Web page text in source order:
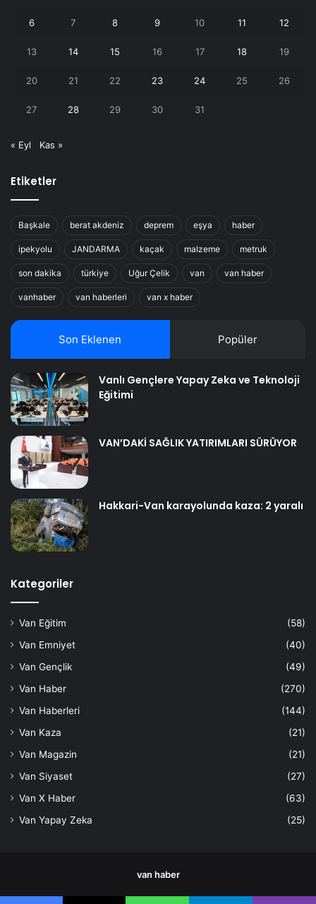
6 7 8 9 10 11 12
13 14 15 16 17 18 19
20 21 22 23 24 25 26
27 28 29 30 31
« Eyl Kas »
Etiketler
Başkale berat akdeniz deprem eşya haber
ipekyolu JANDARMA kaçak malzeme metruk
son dakika türkiye Uğur Çelik van van haber
vanhaber van haberleri van x haber
Son Eklenen Popüler
Vanlı Gençlere Yapay Zeka ve Teknoloji
Eğitimi
VAN’DAKİ SAĞLIK YATIRIMLARI SÜRÜYOR
Hakkari-Van karayolunda kaza: 2 yaralı
Kategoriler
Van Eğitim
(58)
Van Emniyet
(40)
Van Gençlik
(49)
Van Haber
(270)
Van Haberleri
(144)
Van Kaza
(21)
Van Magazin
(21)
Van Siyaset
(27)
Van X Haber
(63)
Van Yapay Zeka
(25)
van haber